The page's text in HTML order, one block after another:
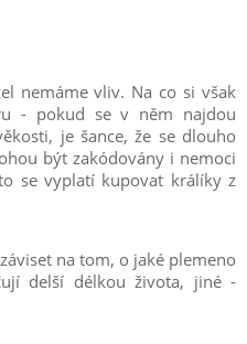
nemáme vliv. Na co si však
- pokud se v něm najdou
je šance, že se dlouho
být zakódovány i nemoci
se vyplatí kupovat králíky z
na tom, o jaké plemeno
delší délkou života, jiné -